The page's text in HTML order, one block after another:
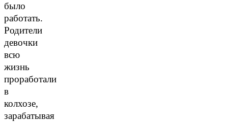
было
работать.
Родители
девочки
всю
жизнь
проработали
в
колхозе,
зарабатывая